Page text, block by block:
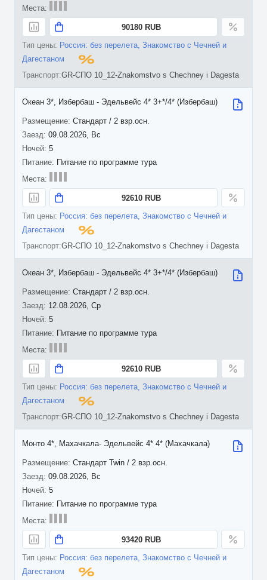
90180 RUB
Россия: без перелета, Знакомство с Чечней и
Дагестаном
GR-СПО 10_12-Znakomstvo s Chechney i Dagesta
09.08.2026, Вс
5
Океан 3*, Избербаш - Эдельвейс 4* 3+*/4* (Избербаш)
Стандарт / 2 взр.осн.
Питание по программе тура
92610 RUB
Россия: без перелета, Знакомство с Чечней и
Дагестаном
GR-СПО 10_12-Znakomstvo s Chechney i Dagesta
12.08.2026, Ср
5
Океан 3*, Избербаш - Эдельвейс 4* 3+*/4* (Избербаш)
Стандарт / 2 взр.осн.
Питание по программе тура
92610 RUB
Россия: без перелета, Знакомство с Чечней и
Дагестаном
GR-СПО 10_12-Znakomstvo s Chechney i Dagesta
09.08.2026, Вс
5
Монто 4*, Махачкала- Эдельвейс 4* 4* (Махачкала)
Стандарт Twin / 2 взр.осн.
Питание по программе тура
93420 RUB
Россия: без перелета, Знакомство с Чечней и
Дагестаном